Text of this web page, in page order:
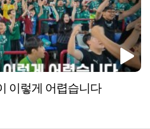
이렇게 어렵습니다